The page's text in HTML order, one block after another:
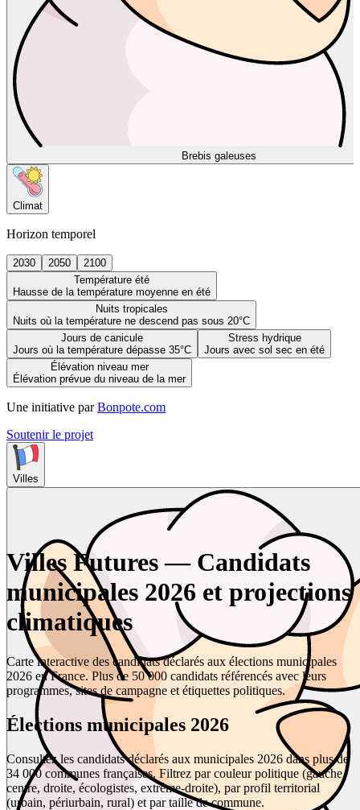
Brebis galeuses
Climat
Horizon temporel
2030 2050
2100
Température été
Hausse de la température moyenne en été
Nuits tropicales
Nuits où la température ne descend pas sous 20°C
Jours de canicule
Jours où la température dépasse 35°C
Stress hydrique
Jours avec sol sec en été
Élévation niveau mer
Élévation prévue du niveau de la mer
Une initiative par Bonpote.com
Soutenir le projet
Villes
Villes Futures — Candidats
municipales 2026 et projections
climatiques
Carte interactive des candidats déclarés aux élections municipales
2026 en France. Plus de 50 000 candidats référencés avec leurs
programmes, sites de campagne et étiquettes politiques.
Élections municipales 2026
Consultez les candidats déclarés aux municipales 2026 dans plus de
34 000 communes françaises. Filtrez par couleur politique (gauche,
centre, droite, écologistes, extrême-droite), par profil territorial
(urbain, périurbain, rural) et par taille de commune.